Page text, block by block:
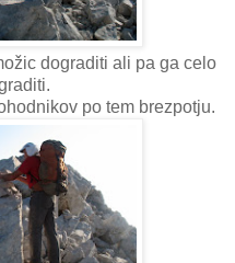
dograditi ali pa ga celo
po tem brezpotju.